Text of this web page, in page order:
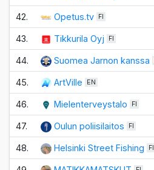
42. Opetus.tv FI
43. Tikkurila Oyj FI
44. Suomea Jarnon kanssa
45. ArtVille EN
46. Mielenterveystalo FI
47. Oulun poliisilaitos FI
48. Helsinki Street Fishing FI